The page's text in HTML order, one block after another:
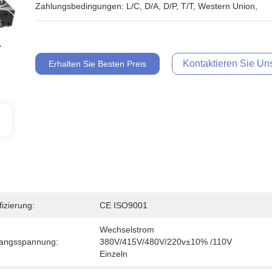
Zahlungsbedingungen: L/C, D/A, D/P, T/T, Western Union,
Erhalten Sie Besten Preis Kontaktieren Sie
CE ISO9001
Wechselstrom
380V/415V/480V/220v±10% /110V
Einzeln